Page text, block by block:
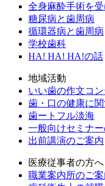
全身麻酔手術を
糖尿病と歯周病
循環器病と歯周病
学校歯科
HA! HA! HA!の話
地域活動
いい歯の作文コン
歯・口の健康に
歯ートフル淡海
一般向けセミナ
出前講演のご案内
医療従事者の方へ
職業案内所のご案